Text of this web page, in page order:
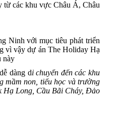
từ các khu vực Châu Á, Châu
Ninh với mục tiêu phát triển
vì vậy dự án The Holiday Hạ
này
dàng di chuyển đến các khu
mầm non, tiểu học và trường
Hạ Long, Cầu Bãi Cháy, Đảo